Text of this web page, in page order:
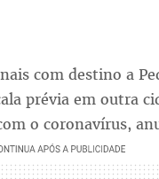
com destino a
prévia em outra
o coronavírus,